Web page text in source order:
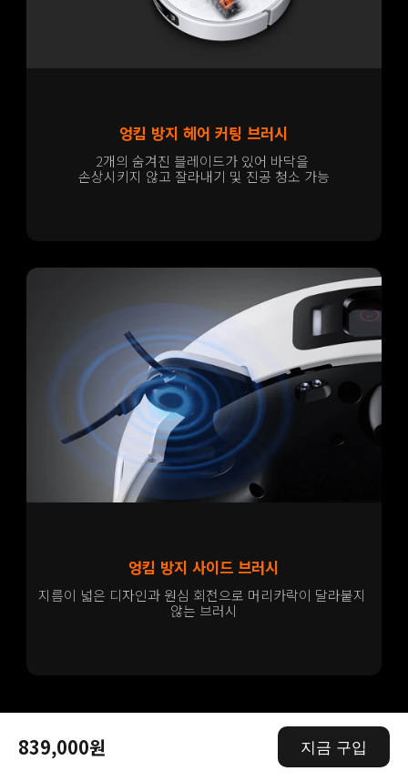
839,000원 지금 구입
엉킴 방지 헤어 커팅 브러시
2개의 숨겨진 블레이드가 있어 바닥을
손상시키지 않고 잘라내기 및 진공 청소 가능
엉킴 방지 사이드 브러시
지름이 넓은 디자인과 원심 회전으로 머리카락이 달라붙지
않는 브러시
10. 로봇청소기의 메인 브러시와 사이드 브러시는 청소 중
발생하는 머리카락 엉킴을 줄일 수 있습니다. 실제 성능은
사용 환경에 따라 다를 수 있습니다.